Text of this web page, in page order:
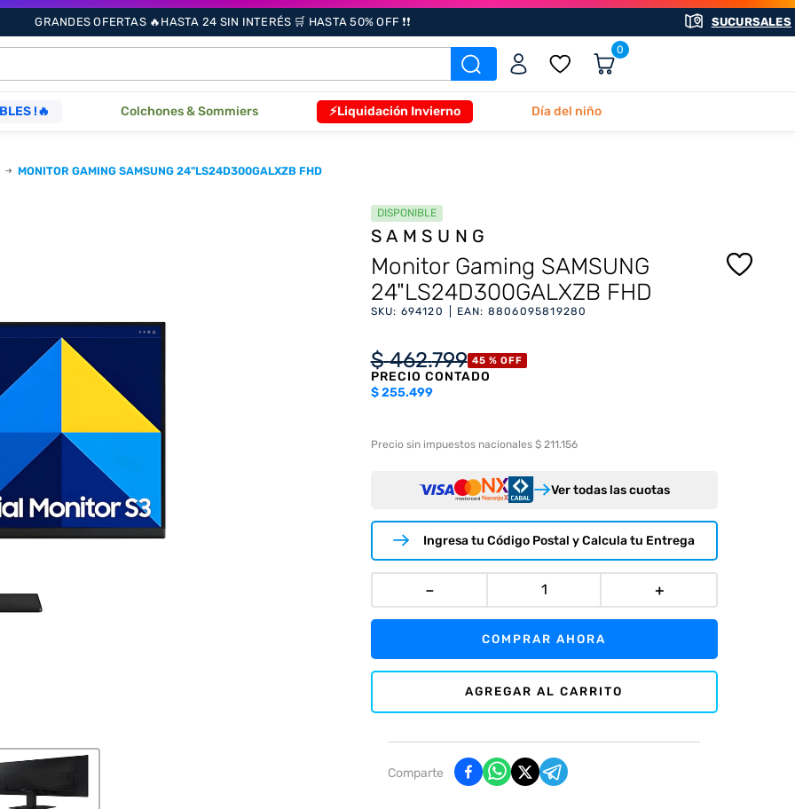
GRANDES OFERTAS 🔥HASTA 24 SIN INTERÉS 🛒 HASTA 50% OFF ❗❗ SUCURSALES
0
!🔥 Colchones & Sommiers ⚡Liquidación Invierno Día del niño
MONITOR GAMING SAMSUNG 24"LS24D300GALXZB FHD
DISPONIBLE
SAMSUNG
Monitor Gaming SAMSUNG
24"LS24D300GALXZB FHD
SKU: 694120 EAN: 8806095819280
$ 462.799 45 % OFF
PRECIO CONTADO
$255.499
Precio sin impuestos nacionales $ 211.156
Ver todas las cuotas
Ingresa tu Código Postal y Calcula tu Entrega
＋
－
COMPRAR AHORA
AGREGAR AL CARRITO
Comparte
BUSCADOS